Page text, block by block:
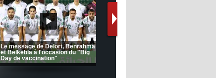
12:39 - 2022/11/06
Real : Les dirigeants veulent le
départ d'Hazard cet hiver
Le message de Delort, Benrahma
et Belkebla à l'occasion du "Big
Day de vaccination"